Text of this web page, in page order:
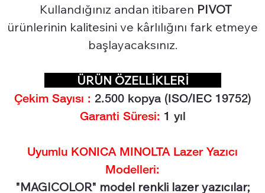
Kullandığınız andan itibaren PIVOT
ürünlerinin kalitesini ve kârlılığını fark etmeye
başlayacaksınız.
ÜRÜN ÖZELLİKLERİ
Çekim Sayısı : 2.500kopya (ISO/IEC 19752)
Garanti Süresi: 1 yıl
Uyumlu KONICA MINOLTA Lazer Yazıcı
Modelleri:
"MAGICOLOR" model renkli lazer yazıcılar;